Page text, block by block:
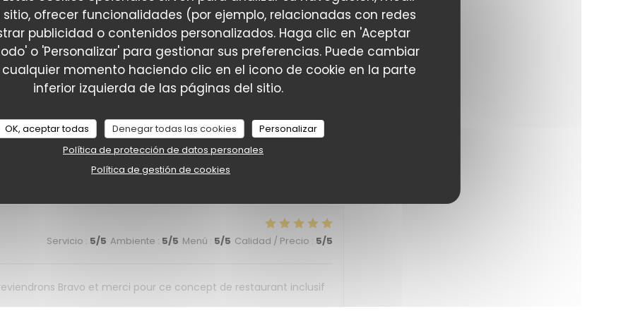
ofrecer funcionalidades (por ejemplo, relacionadas con redes
publicidad o contenidos personalizados. Haga clic en 'Aceptar
o 'Personalizar' para gestionar sus preferencias. Puede cambiar
cualquier momento haciendo clic en el icono de cookie en la parte
inferior izquierda de las páginas del sitio.
OK, aceptar todas Denegar todas las cookies
Personalizar
Política de protección de datos personales
Política de gestión de cookies
Servicio :5/5 Ambiente:5/5 Menú: 5/5 Calidad / Precio:4/5
Servicio:5/5 Ambiente:5/5 Menú: 5/5 Calidad / Precio:4/5
Servicio:4 /5 Ambiente:4/5 Menú:5/5 Calidad / Precio:5 /5
Servicio : 5/5 Ambiente : 5/5 Menú : 5/5 Calidad / Precio : 5/5
Bravo et merci pour ce concept de restaurant inclusif